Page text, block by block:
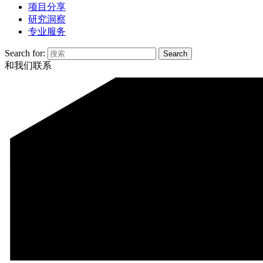
项目分享
研究洞察
专业服务
Search for:
和我们联系